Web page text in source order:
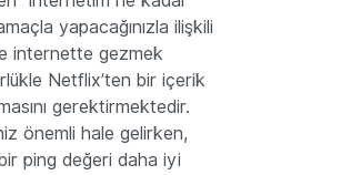
yapacağınızla ilişkili
internette gezmek
Netflix’ten bir içerik
gerektirmektedir.
önemli hale gelirken,
ping değeri daha iyi